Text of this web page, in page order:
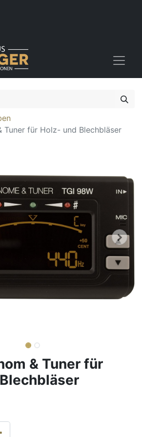
Tuner für Holz- und Blechbläser
& Tuner für